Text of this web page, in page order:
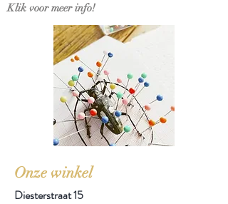
Klik voor meer info!
Onze winkel
Diesterstraat 15